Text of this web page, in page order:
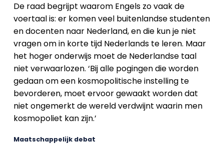
De raad begrijpt waarom Engels zo vaak de
voertaal is: er komen veel buitenlandse studenten
en docenten naar Nederland, en die kun je niet
vragen om in korte tijd Nederlands te leren. Maar
het hoger onderwijs moet de Nederlandse taal
niet verwaarlozen. ‘Bij alle pogingen die worden
gedaan om een kosmopolitische instelling te
bevorderen, moet ervoor gewaakt worden dat
niet ongemerkt de wereld verdwijnt waarin men
kosmopoliet kan zijn.’
Maatschappelijk debat